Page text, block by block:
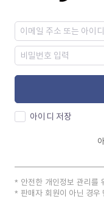
아이디 저장
안전한 개인정보 관리를
판매자 회원이 아닌 경우